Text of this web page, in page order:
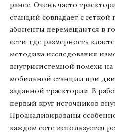
ранее. Очень часто
станций совпадает с сеткой
абоненты перемещаются в
сети, где размерность
методика исследования
внутрисистемной помехи
мобильной станции при
заданной траектории. В
первый круг источников
Проанализированы
каждом соте используется